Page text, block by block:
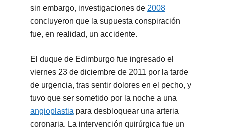
sin embargo, investigaciones de 2008
concluyeron que la supuesta conspiración
fue, en realidad, un accidente.
El duque de Edimburgo fue ingresado el
viernes 23 de diciembre de 2011 por la tarde
de urgencia, tras sentir dolores en el pecho, y
tuvo que ser sometido por la noche a una
angioplastia para desbloquear una arteria
coronaria. La intervención quirúrgica fue un